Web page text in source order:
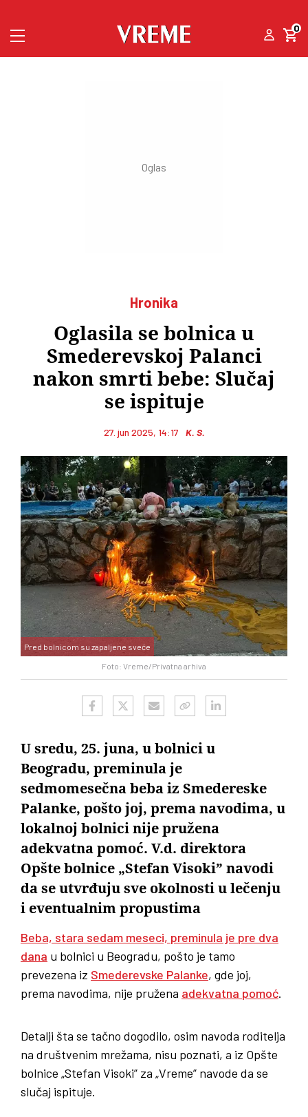
0
Hronika
Oglasila se bolnica u
Smederevskoj Palanci
nakon smrti bebe: Slučaj
se ispituje
27. jun 2025, 14:17 K. S.
Foto: Vreme/Privatna arhiva
Pred bolnicom su zapaljene sveće
U sredu, 25. juna, u bolnici u
Beogradu, preminula je
sedmomesečna beba iz Smedereske
Palanke, pošto joj, prema navodima, u
lokalnoj bolnici nije pružena
adekvatna pomoć. V.d. direktora
Opšte bolnice „Stefan Visoki” navodi
da se utvrđuju sve okolnosti u lečenju
i eventualnim propustima
Beba, stara sedam meseci, preminula je pre dva
dana u bolnici u Beogradu, pošto je tamo
prevezena iz Smederevske Palanke, gde joj,
prema navodima, nije pružena adekvatna pomoć.
Detalji šta se tačno dogodilo, osim navoda roditelja
na društvenim mrežama, nisu poznati, a iz Opšte
bolnice „Stefan Visoki” za „Vreme” navode da se
slučaj ispituje.